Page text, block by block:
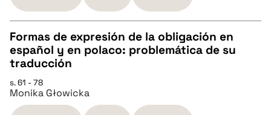
CZYSTY TEKST
pobierz cytat
Formas de expresión de la obligación en
español y en polaco: problemática de su
traducción
s. 61 - 78
Monika Głowicka